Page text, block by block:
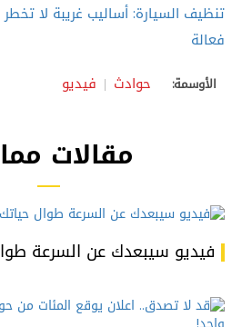
تنظيف السيارة: أساليب غريبة لا تخطر
فعالة
الأوسمة: حوادث فيديو
مقالات
فيديو سيبعدك عن السرعة